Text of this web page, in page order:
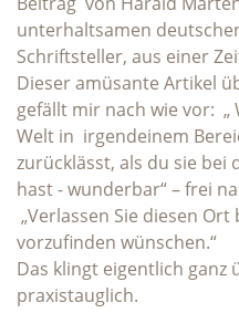
unterhaltsamen
Schriftsteller, aus einer
Dieser amüsante Artikel
gefällt mir nach wie vor:
Welt in irgendeinem
zurücklässt, als du sie
hast - wunderbar“ – frei
„Verlassen Sie diesen
vorzufinden wünschen.“
Das klingt eigentlich ganz
praxistauglich.